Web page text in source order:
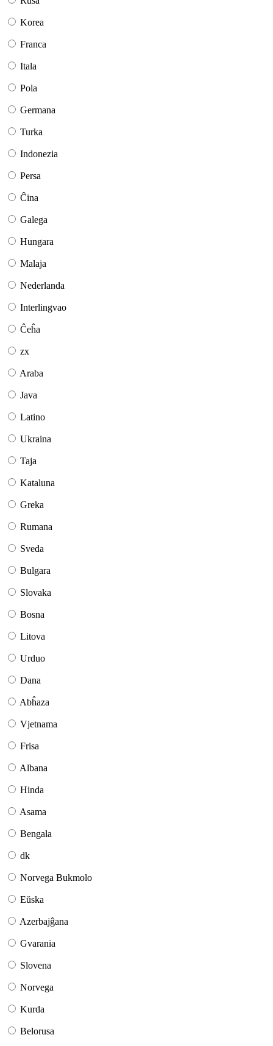
Korea
Franca
Itala
Pola
Germana
Turka
Indonezia
Persa
Ĉina
Galega
Hungara
Malaja
Nederlanda
Interlingvao
Ĉeĥa
zx
Araba
Java
Latino
Ukraina
Taja
Kataluna
Greka
Rumana
Sveda
Bulgara
Slovaka
Bosna
Litova
Urduo
Dana
Abĥaza
Vjetnama
Frisa
Albana
Hinda
Asama
Bengala
dk
Norvega Bukmolo
Eŭska
Azerbajĝana
Gvarania
Slovena
Norvega
Kurda
Belorusa